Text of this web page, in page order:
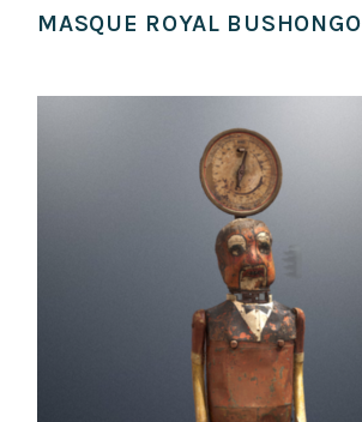
MASQUE ROYAL BUSHONGO